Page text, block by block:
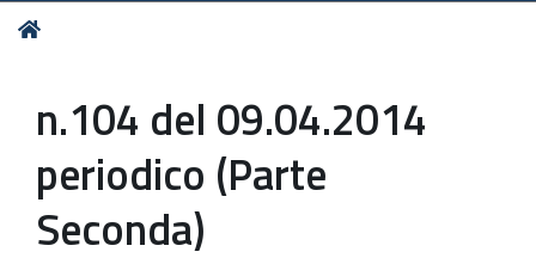
Tu
n.104 del 09.04.2014
periodico (Parte
Seconda)